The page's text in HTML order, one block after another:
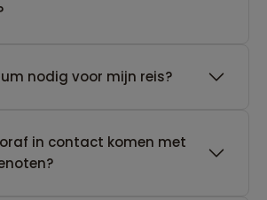
nodig voor mijn reis?
in contact komen met